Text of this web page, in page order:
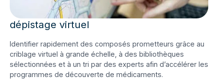
dépistage virtuel
Identifier rapidement des composés prometteurs grâce au
criblage virtuel à grande échelle, à des bibliothèques
sélectionnées et à un tri par des experts afin d’accélérer les
programmes de découverte de médicaments.